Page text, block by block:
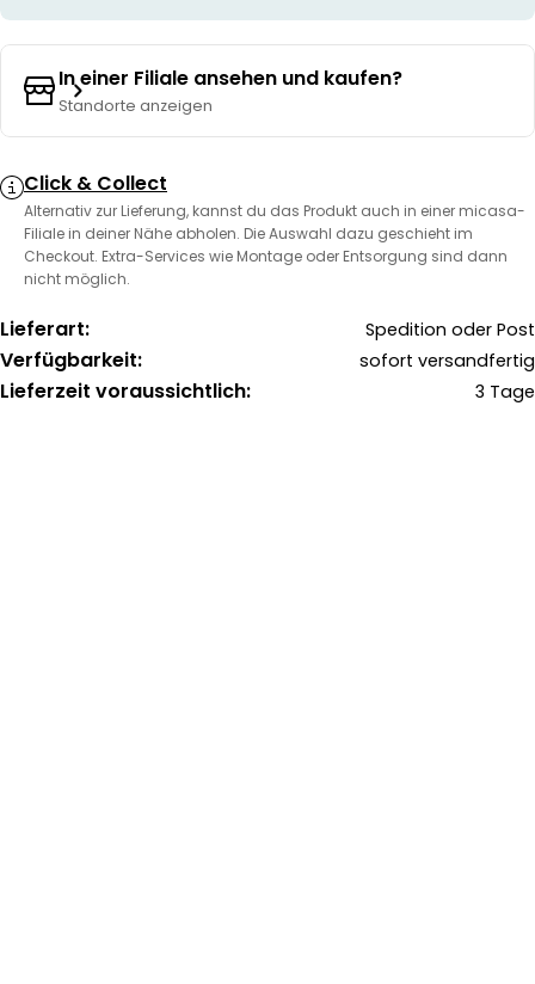
In einer Filiale ansehen und kaufen?
Standorte anzeigen
Click & Collect
Alternativ zur Lieferung, kannst du das Produkt auch in einer micasa-
Filiale in deiner Nähe abholen. Die Auswahl dazu geschieht im
Checkout. Extra-Services wie Montage oder Entsorgung sind dann
nicht möglich.
Lieferart: Spedition oder Post
Verfügbarkeit: sofort versandfertig
Lieferzeit voraussichtlich: 3 Tage